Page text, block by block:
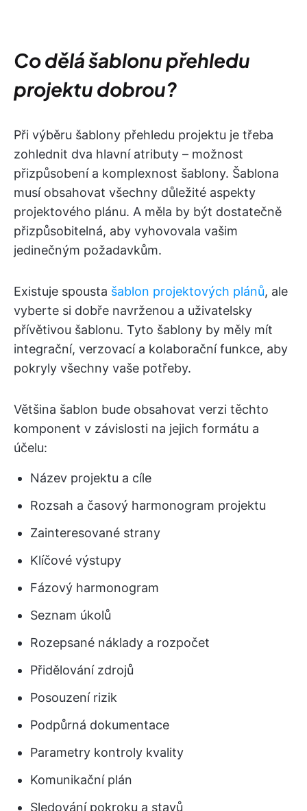
Co dělá šablonu přehledu
projektu dobrou?
Při výběru šablony přehledu projektu je třeba
zohlednit dva hlavní atributy – možnost
přizpůsobení a komplexnost šablony. Šablona
musí obsahovat všechny důležité aspekty
projektového plánu. A měla by být dostatečně
přizpůsobitelná, aby vyhovovala vašim
jedinečným požadavkům.
Existuje spousta šablon projektových plánů, ale
vyberte si dobře navrženou a uživatelsky
přívětivou šablonu. Tyto šablony by měly mít
integrační, verzovací a kolaborační funkce, aby
pokryly všechny vaše potřeby.
Většina šablon bude obsahovat verzi těchto
komponent v závislosti na jejich formátu a
účelu:
Název projektu a cíle
Rozsah a časový harmonogram projektu
Zainteresované strany
Klíčové výstupy
Fázový harmonogram
Seznam úkolů
Rozepsané náklady a rozpočet
Přidělování zdrojů
Posouzení rizik
Podpůrná dokumentace
Parametry kontroly kvality
Komunikační plán
Sledování pokroku a stavů